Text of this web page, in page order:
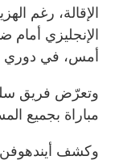
الإقالة، رغم
أمس، في دوري
مباراة بجميع
وكشف